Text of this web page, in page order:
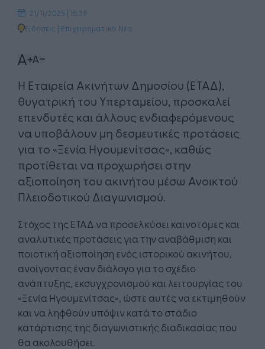
21/11/2025 | 15:39
Ειδήσεις | Επιχειρηματικά Νέα
Η Εταιρεία Ακινήτων Δημοσίου (ΕΤΑΔ),
θυγατρική του Υπερταμείου, προσκαλεί
επενδυτές και άλλους ενδιαφερόμενους
να υποβάλουν μη δεσμευτικές προτάσεις
για το «Ξενία Ηγουμενίτσας», καθώς
προτίθεται να προχωρήσει στην
αξιοποίηση του ακινήτου μέσω Ανοικτού
Πλειοδοτικού Διαγωνισμού.
Στόχος της ΕΤΑΔ να προσελκύσει καινοτόμες και
αναλυτικές προτάσεις για την αναβάθμιση και
ποιοτική αξιοποίηση ενός ιστορικού ακινήτου,
ανοίγοντας έναν διάλογο για το σχέδιο
ανάπτυξης, εκσυγχρονισμού και λειτουργίας του
«Ξενία Ηγουμενίτσας», ώστε αυτές να εκτιμηθούν
και να ληφθούν υπόψιν κατά το στάδιο
κατάρτισης της διαγωνιστικής διαδικασίας που
θα ακολουθήσει.